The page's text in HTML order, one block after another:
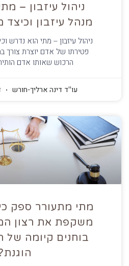
ניהול עיזבון –
מנהל עיזבון
ניהול עיזבון – מתי הוא נדרש
פטירתו של אדם יוצרת
הרכוש שאותו אדם
עו''ד דינה ארליך-חורש
מתי מתעורר ספק
משקפת את רצון
בוחנים קיומה